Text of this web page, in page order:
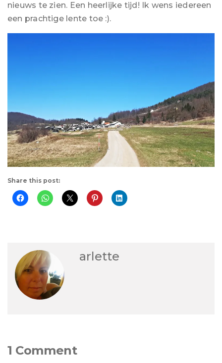
nieuws te zien. Een heerlijke tijd! Ik wens iedereen
een prachtige lente toe :).
Share this post:
arlette
1 Comment